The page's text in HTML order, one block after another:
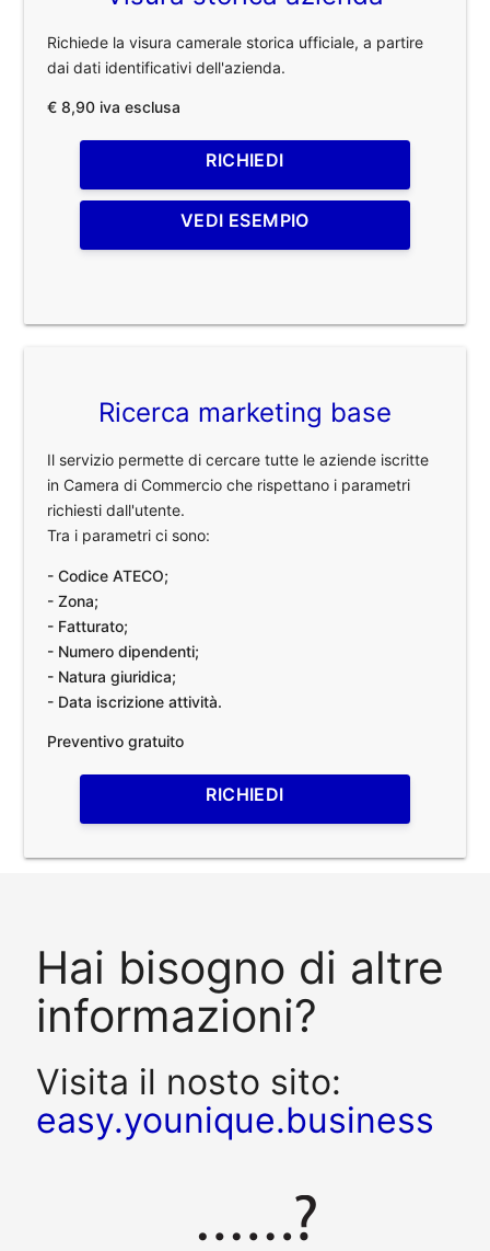
Richiede la visura camerale storica ufficiale, a partire
dai dati identificativi dell'azienda.
€ 8,90 iva esclusa
RICHIEDI
VEDI ESEMPIO
Ricerca marketing base
Il servizio permette di cercare tutte le aziende iscritte
in Camera di Commercio che rispettano i parametri
richiesti dall'utente.
Tra i parametri ci sono:
- Codice ATECO;
- Zona;
- Fatturato;
- Numero dipendenti;
- Natura giuridica;
- Data iscrizione attività.
Preventivo gratuito
RICHIEDI
Hai bisogno di altre
informazioni?
Visita il nosto sito:
easy.younique.business